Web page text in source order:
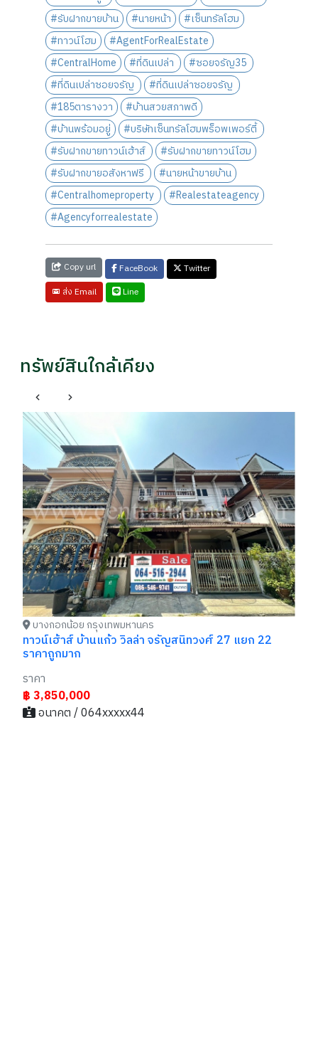
#รับฝากขายบ้าน
#นายหน้า
#เซ็นทรัลโฮม
#ทาวน์โฮม
#AgentForRealEstate
#CentralHome
#ที่ดินเปล่า
#ซอยจรัญ35
#ที่ดินเปล่าซอยจรัญ
#ที่ดินเปล่าซอยจรัญ
#185ตารางวา
#บ้านสวยสภาพดี
#บ้านพร้อมอยู่
#บริษัทเซ็นทรัลโฮมพร็อพเพอร์ตี้
#รับฝากขายทาวน์เฮ้าส์
#รับฝากขายทาวน์โฮม
#รับฝากขายอสังหาฟรี
#นายหน้าขายบ้าน
#Centralhomeproperty
#Realestateagency
#Agencyforrealestate
Copy url FaceBook
Twitter
ส่ง Email
Line
ทรัพย์สินใกล้เคียง
บางกอกน้อย กรุงเทพมหานคร
ทาวน์เฮ้าส์ บ้านแก้ว วิลล่า จรัญสนิทวงศ์ 27 แยก 22
ราคาถูกมาก
ราคา
฿ 3,850,000
อนาคต / 064xxxxx44